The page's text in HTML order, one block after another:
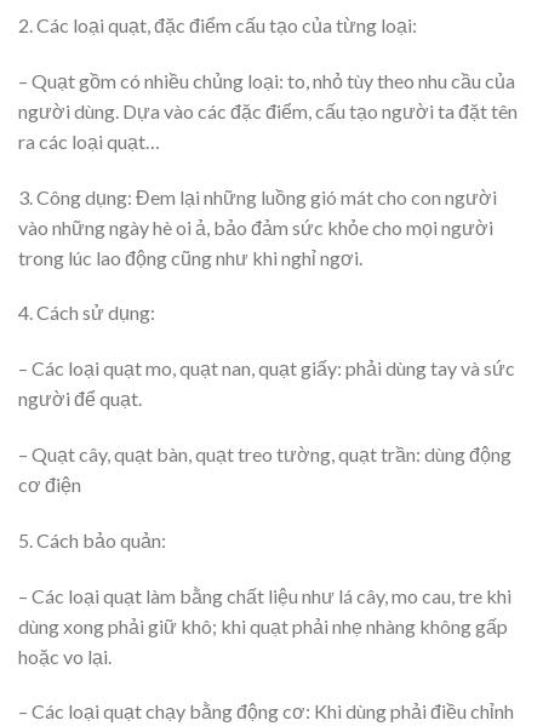
2. Các loại quạt, đặc điểm cấu tạo của từng loại:
– Quạt gồm có nhiều chủng loại: to, nhỏ tùy theo nhu cầu của
người dùng. Dựa vào các đặc điểm, cấu tạo người ta đặt tên
ra các loại quạt…
3. Công dụng: Đem lại những luồng gió mát cho con người
vào những ngày hè oi ả, bảo đảm sức khỏe cho mọi người
trong lúc lao động cũng như khi nghỉ ngơi.
4. Cách sử dụng:
– Các loại quạt mo, quạt nan, quạt giấy: phải dùng tay và sức
người để quạt.
– Quạt cây, quạt bàn, quạt treo tường, quạt trần: dùng động
cơ điện
5. Cách bảo quản:
– Các loại quạt làm bằng chất liệu như lá cây, mo cau, tre khi
dùng xong phải giữ khô; khi quạt phải nhẹ nhàng không gấp
hoặc vo lại.
– Các loại quạt chạy bằng động cơ: Khi dùng phải điều chỉnh